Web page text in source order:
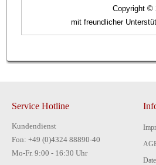
Copyright ©
mit freundlicher
Service Hotline
Kundendienst
Fon: +49 (0)4324 88890-40
Mo-Fr. 9:00 - 16:30 Uhr